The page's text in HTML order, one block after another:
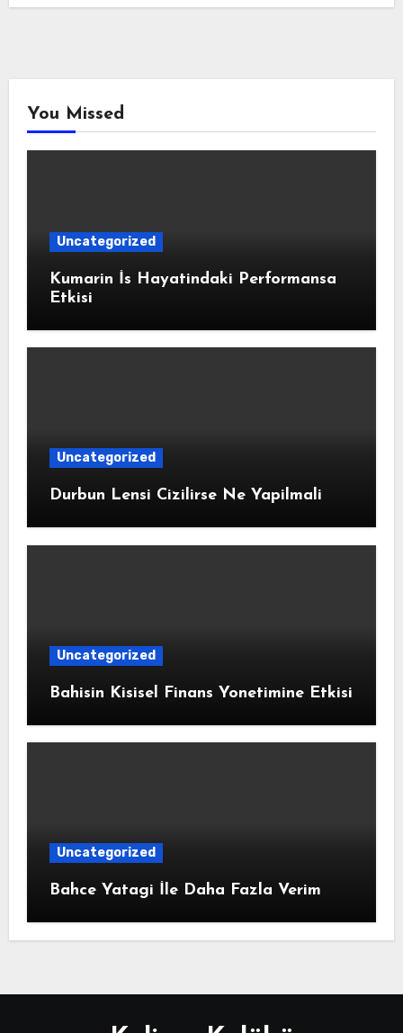
You Missed
Uncategorized
Kumarin İs Hayatindaki Performansa
Etkisi
Uncategorized
Durbun Lensi Cizilirse Ne Yapilmali
Uncategorized
Bahisin Kisisel Finans Yonetimine Etkisi
Uncategorized
Bahce Yatagi İle Daha Fazla Verim